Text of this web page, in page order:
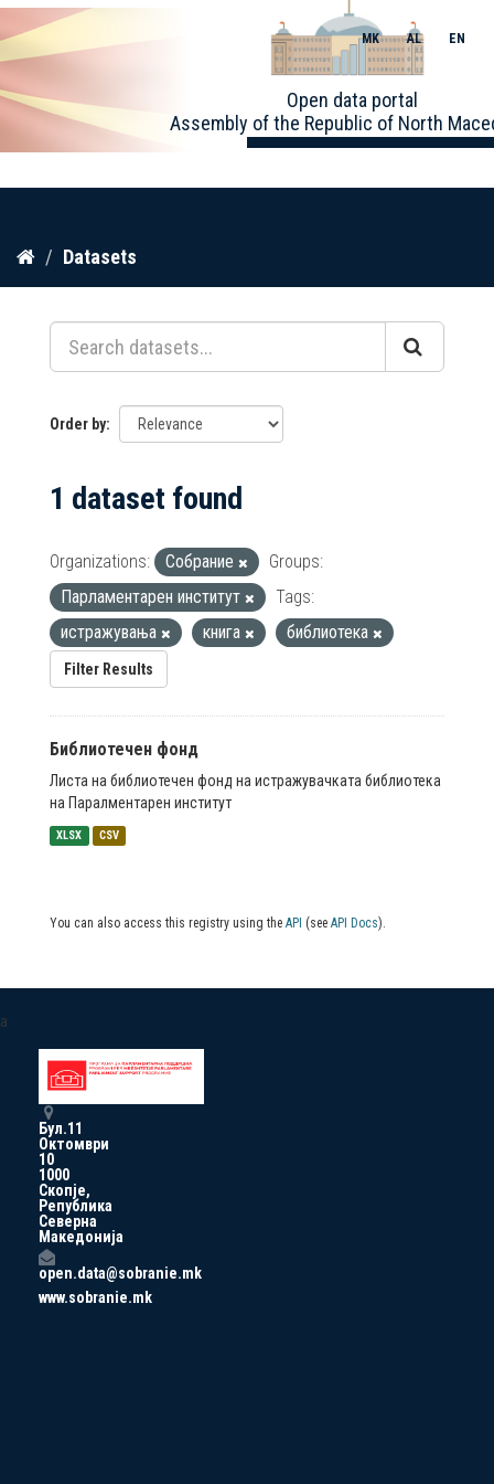
Skip
content
Open data portal
Assembly of the Republic of North
MK AL EN
Datasets
Order by
1 dataset found
Organizations: Собрание
Groups:
Парламентарен институт
Tags:
истражувања
книга библиотека
Filter Results
Библиотечен фонд
Листа на библиотечен фонд на истражувачката библиотека
на Паралментарен институт
XLSX CSV
You can also access this registry using the API (see API Docs).
a
Бул.11
Октомври
10
1000
Скопје,
Република
Северна
Македонија
open.data@sobranie.mk
www.sobranie.mk